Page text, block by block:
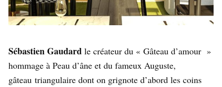
Sébastien Gaudard le créateur du « Gâteau d’amour »
hommage à Peau d’âne et du fameux Auguste,
gâteau triangulaire dont on grignote d’abord les coins